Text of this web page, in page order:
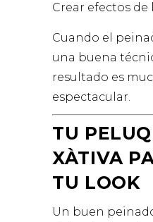
Crear efectos de
Cuando el
una buena
resultado es
espectacular.
TU
XÀTIVA
TU LOOK
Un buen